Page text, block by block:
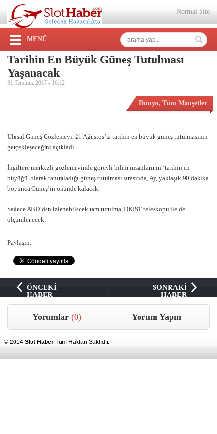
Normal Site
MENÜ
Tarihin En Büyük Güneş Tutulması
Yaşanacak
31 Temmuz 2017 - 16:12
Dünya, Tüm Manşetler
Ulusal Güneş Gözlemevi, 21 Ağustos’ta tarihin en büyük güneş tutulmasının
gerçekleşeceğini açıkladı.
İngiltere merkezli gözlemevinde görevli bilim insanlarının ‘tarihin en
büyüğü’ olarak tanımladığı güneş tutulması sırasında, Ay, yaklaşık 90 dakika
boyunca Güneş’in önünde kalacak.
Sadece ABD’den izlenebilecek tam tutulma, DKIST teleskopu ile de
ölçümlenecek.
Paylaşın:
ÖNCEKİ
HABER
SONRAKİ
HABER
Yorumlar(0) Yorum Yapın
© 2014 Slot Haber Tüm Hakları Saklıdır.